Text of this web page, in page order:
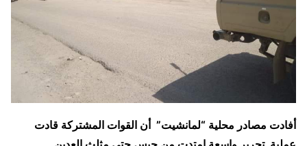
أفادت مصادر محلية “لمانشيت” أن القوات المشتركة قادت